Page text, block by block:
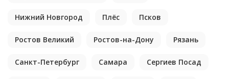
Нижний Новгород Плёс Псков
Ростов Великий Ростов-на-Дону Рязань
Санкт-Петербург Самара Сергиев Посад